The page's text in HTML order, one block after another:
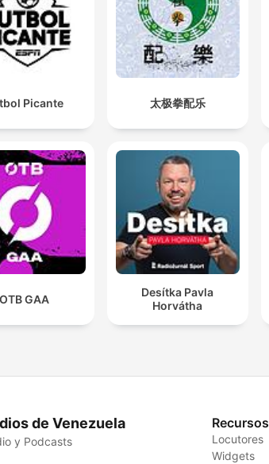
Picante 太极拳配乐
OTB GAA
Desítka Pavla
Horvátha
de Venezuela
y Podcasts
Recursos
Locutores
Widgets